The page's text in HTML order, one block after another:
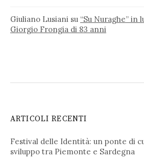
Giuliano Lusiani su “Su Nuraghe”
Giorgio Frongia di 83 anni
ARTICOLI RECENTI
Festival delle Identità: un ponte di
sviluppo tra Piemonte e Sardegna